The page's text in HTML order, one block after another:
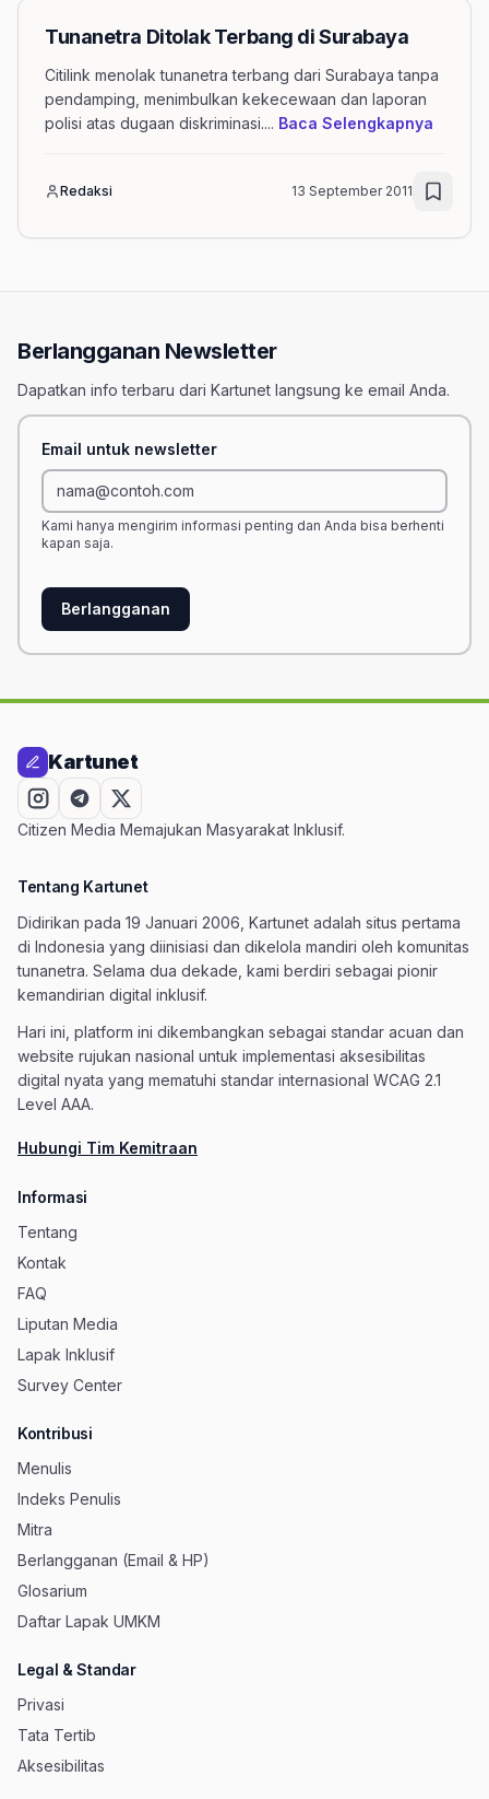
Tunanetra Ditolak Terbang di Surabaya
Citilink menolak tunanetra terbang dari Surabaya tanpa
pendamping, menimbulkan kekecewaan dan laporan
polisi atas dugaan diskriminasi.... Baca Selengkapnya
Redaksi 13 September 2011
Berlangganan Newsletter
Dapatkan info terbaru dari Kartunet langsung ke email Anda.
Email untuk newsletter
Kami hanya mengirim informasi penting dan Anda bisa berhenti
kapan saja.
Berlangganan
Kartunet
Citizen Media Memajukan Masyarakat Inklusif.
Tentang Kartunet
Didirikan pada 19 Januari 2006, Kartunet adalah situs pertama
di Indonesia yang diinisiasi dan dikelola mandiri oleh komunitas
tunanetra. Selama dua dekade, kami berdiri sebagai pionir
kemandirian digital inklusif.
Hari ini, platform ini dikembangkan sebagai standar acuan dan
website rujukan nasional untuk implementasi aksesibilitas
digital nyata yang mematuhi standar internasional WCAG 2.1
Level AAA.
Hubungi Tim Kemitraan
Informasi
Tentang
Kontak
FAQ
Liputan Media
Lapak Inklusif
Survey Center
Kontribusi
Menulis
Indeks Penulis
Mitra
Berlangganan (Email & HP)
Glosarium
Daftar Lapak UMKM
Legal & Standar
Privasi
Tata Tertib
Aksesibilitas